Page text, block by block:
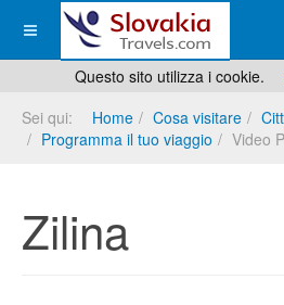
Questo sito utilizza i cookie.
Sei qui:
Home Cosa visitare
Programma il tuo viaggio
Video
Zilina